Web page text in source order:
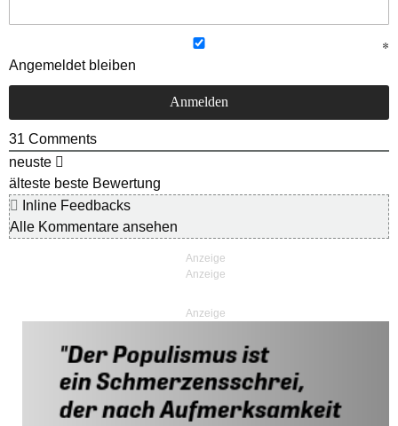
Angemeldet bleiben
31 Comments
neuste
älteste beste Bewertung
Inline Feedbacks
Alle Kommentare ansehen
Anzeige